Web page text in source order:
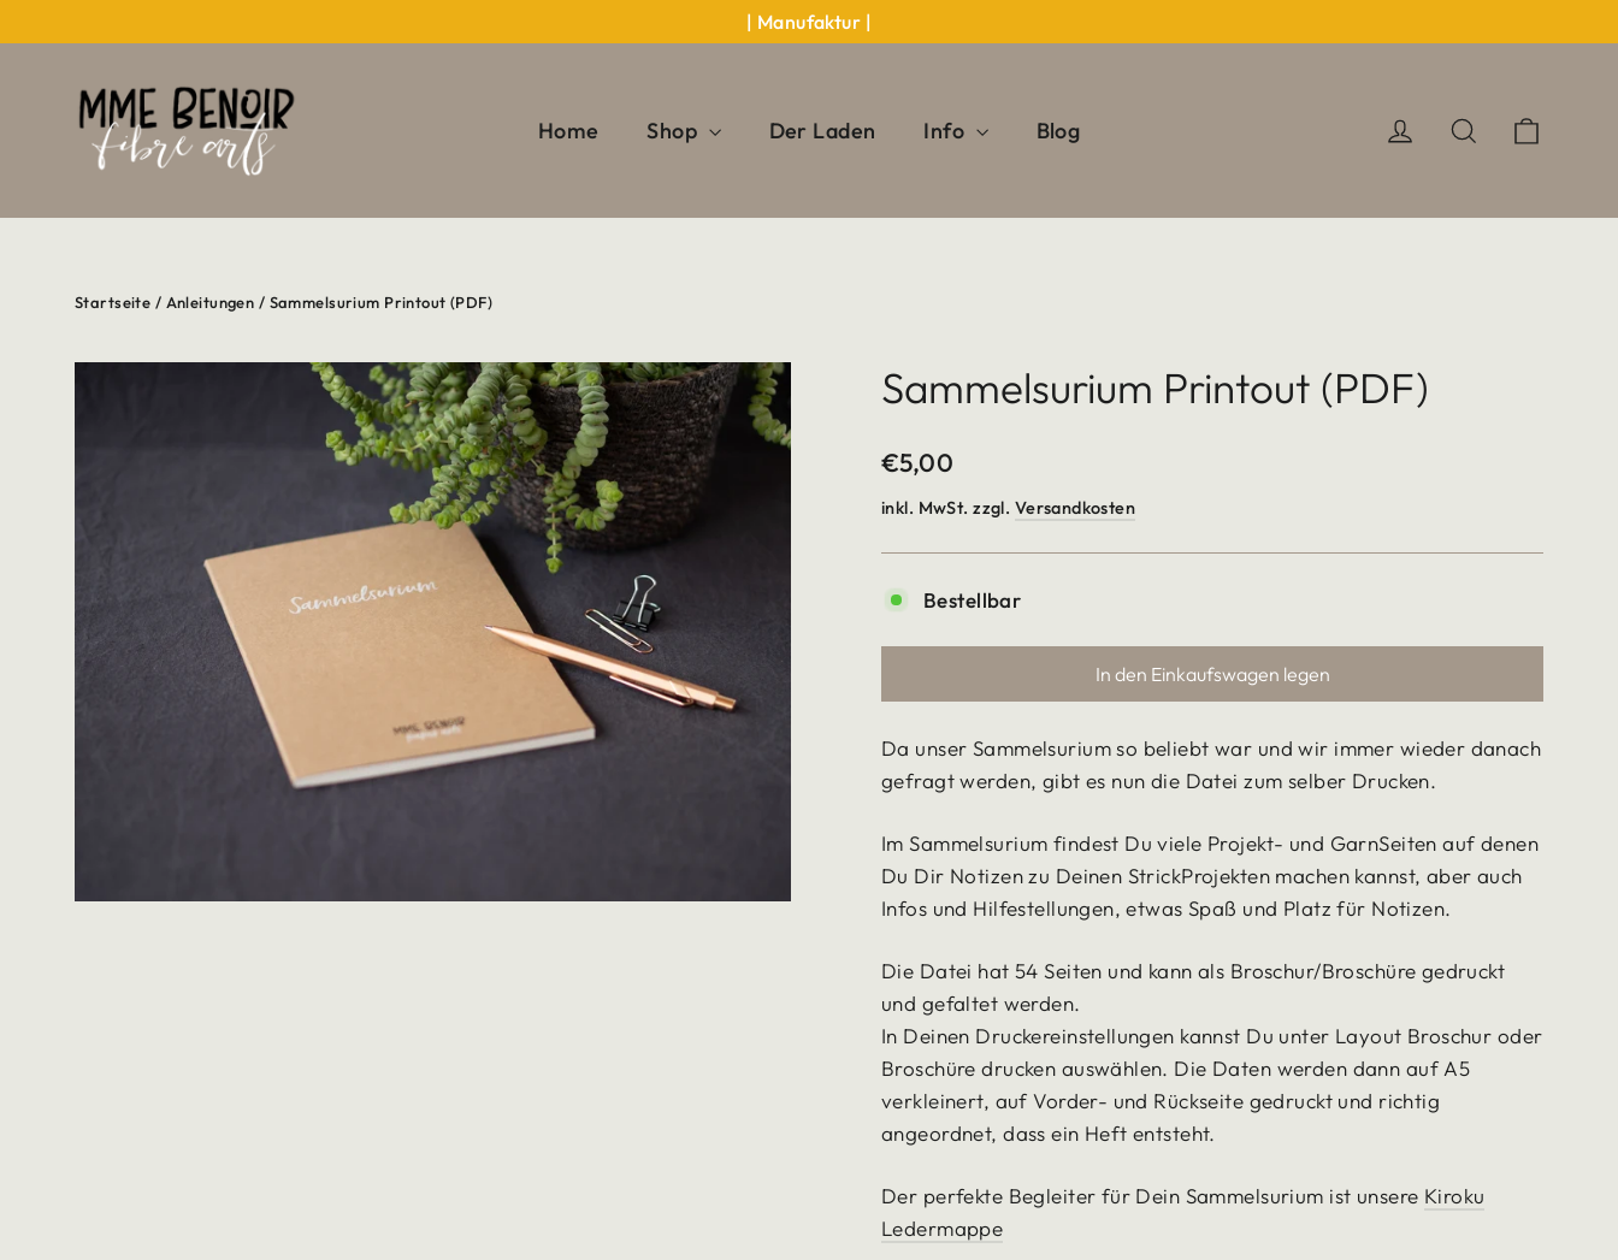
zum
| Manufaktur |
Home Shop Der Laden Info Blog EinloggenSuche
Startseite / Anleitungen / Sammelsurium Printout (PDF)
Sammelsurium Printout (PDF)
Normaler
€5,00
inkl. MwSt. zzgl. Versandkosten
Bestellbar
In den Einkaufswagen legen
Da unser Sammelsurium so beliebt war und wir immer wieder danach
gefragt werden, gibt es nun die Datei zum selber Drucken.
Im Sammelsurium findest Du viele Projekt- und GarnSeiten auf denen
Du Dir Notizen zu Deinen StrickProjekten machen kannst, aber auch
Infos und Hilfestellungen, etwas Spaß und Platz für Notizen.
Die Datei hat 54 Seiten und kann als Broschur/Broschüre gedruckt
und gefaltet werden.
In Deinen Druckereinstellungen kannst Du unter Layout Broschur oder
Broschüre drucken auswählen. Die Daten werden dann auf A5
verkleinert, auf Vorder- und Rückseite gedruckt und richtig
angeordnet, dass ein Heft entsteht.
Der perfekte Begleiter für Dein Sammelsurium ist unsere Kiroku
Ledermappe